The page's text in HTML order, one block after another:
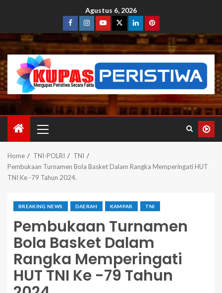
Agustus 6, 2026
Home TNI-POLRI
TNI
Pembukaan Turnamen Bola Basket Dalam Rangka Memperingati HUT
TNI Ke -79 Tahun 2024.
BREAKING NEWS DAERAH KAMPAR TNI
Pembukaan Turnamen
Bola Basket Dalam
Rangka Memperingati
HUT TNI Ke -79 Tahun